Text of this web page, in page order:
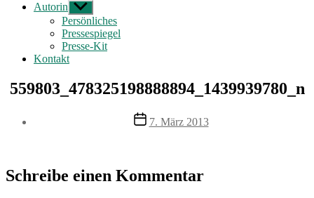
Autorin Untermenü
anzeigen
Persönliches
Pressespiegel
Presse-Kit
Kontakt
559803_478325198888894_1439939780_n
Veröffentlichungsdatum
7. März 2013
Schreibe einen Kommentar